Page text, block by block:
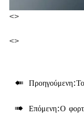
<>
<>
 Προηγούμενη:Το
 Επόμενη:Ο φορτιστής